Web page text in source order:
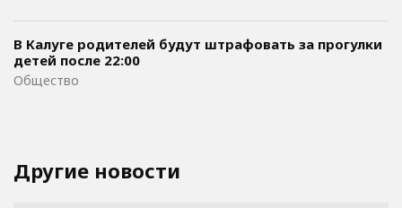
В Калуге родителей будут штрафовать за прогулки
детей после 22:00
Общество
Другие новости